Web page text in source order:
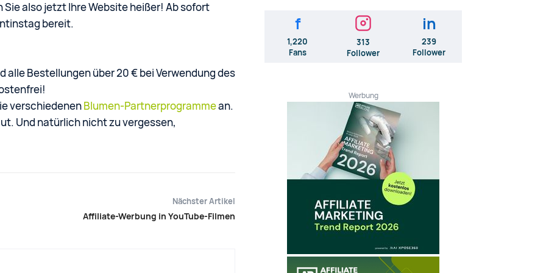
also jetzt Ihre Website heißer! Ab sofort
bereit.
alle Bestellungen über 20 € bei Verwendung des
verschiedenenBlumen-Partnerprogrammean.
Und natürlich nicht zu vergessen,
Nächster Artikel
Affiliate-Werbung in YouTube-Filmen
f
1,220
Fans
313
Follower
in
239
Follower
Werbung